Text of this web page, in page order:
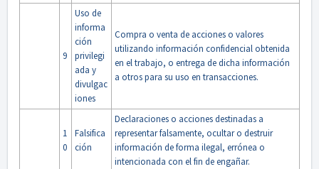
9
Uso de
informa
ción
privilegi
ada y
divulgac
iones
Compra o venta de acciones o valores
utilizando información confidencial obtenida
en el trabajo, o entrega de dicha información
a otros para su uso en transacciones.
1
0
Falsifica
ción
Declaraciones o acciones destinadas a
representar falsamente, ocultar o destruir
información de forma ilegal, errónea o
intencionada con el fin de engañar.